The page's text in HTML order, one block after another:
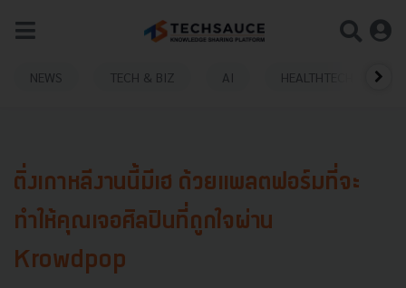
NEWS TECH & BIZ AI HEALTHTECH
ติ่งเกาหลีงานนี้มีเฮ ด้วยแพลตฟอร์มที่จะ
ทำให้คุณเจอศิลปินที่ถูกใจผ่าน
Krowdpop